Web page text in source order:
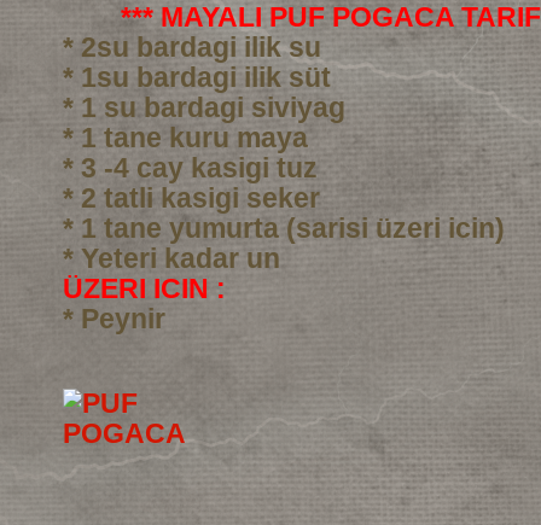
*** MAYALI PUF POGACA
* 2su bardagi ilik su
* 1su bardagi ilik süt
* 1 su bardagi siviyag
* 1 tane kuru maya
* 3 -4 cay kasigi tuz
* 2 tatli kasigi seker
* 1 tane yumurta (sarisi üzeri icin)
* Yeteri kadar un
ÜZERI ICIN :
* Peynir